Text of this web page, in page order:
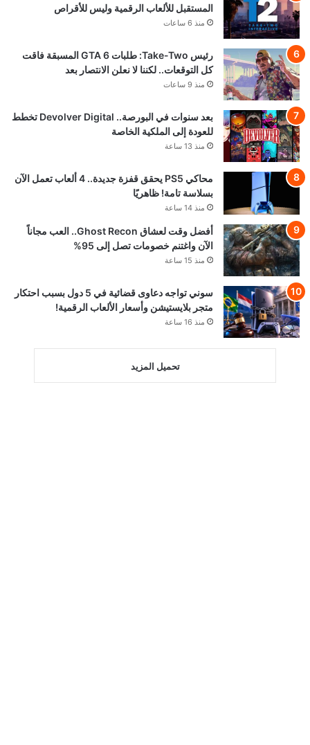
المستقبل للألعاب الرقمية وليس للأقراص
منذ 6 ساعات
رئيس Take-Two: طلبات GTA 6 المسبقة فاقت
كل التوقعات.. لكننا لا نعلن الانتصار بعد
منذ 9 ساعات
بعد سنوات في البورصة.. Devolver Digital تخطط
للعودة إلى الملكية الخاصة
منذ 13 ساعة
محاكي PS5 يحقق قفزة جديدة.. 4 ألعاب تعمل الآن
بسلاسة تامة! ظاهريًا
منذ 14 ساعة
أفضل وقت لعشاق Ghost Recon.. العب مجاناً
الآن واغتنم خصومات تصل إلى 95%
منذ 15 ساعة
سوني تواجه دعاوى قضائية في 5 دول بسبب احتكار
متجر بلايستيشن وأسعار الألعاب الرقمية!
منذ 16 ساعة
تحميل المزيد